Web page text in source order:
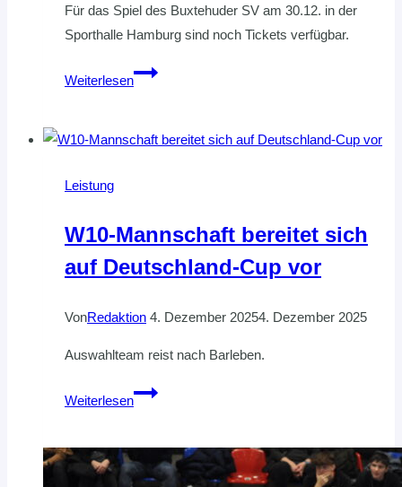
Für das Spiel des Buxtehuder SV am 30.12. in der
Sporthalle Hamburg sind noch Tickets verfügbar.
Weiterlesen
HANDBALL-
DER
Leistung
W10-Mannschaft bereitet sich
auf Deutschland-Cup vor
VonRedaktion 4. Dezember 20254. Dezember 2025
Auswahlteam reist nach Barleben.
Weiterlesen
W10-
sich